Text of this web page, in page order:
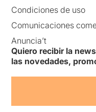
Condiciones de uso
Comunicaciones
Anuncia’t
Quiero recibir la
las novedades,